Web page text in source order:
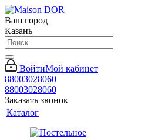
Ваш город
Казань
ВойтиМой кабинет
88003028060
88003028060
Заказать звонок
Каталог